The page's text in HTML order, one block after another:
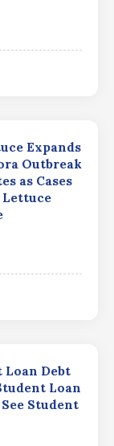
Expands
Outbreak
as Cases
Lettuce
Loan Debt
Loan
Student